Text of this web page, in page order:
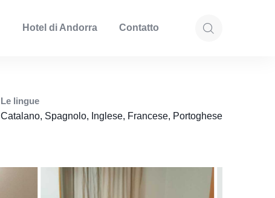
Hotel di Andorra Contatto
Le lingue
Catalano, Spagnolo, Inglese, Francese, Portoghese